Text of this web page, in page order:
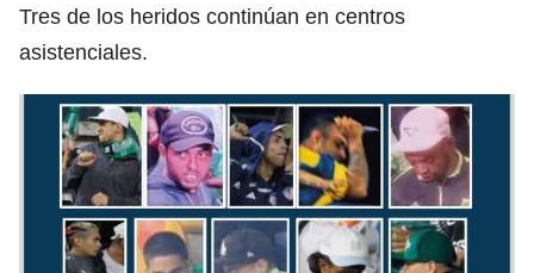
Tres de los heridos continúan en centros
asistenciales.